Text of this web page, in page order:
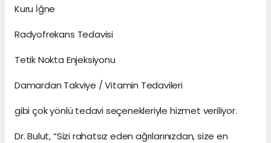
Kuru İğne
Radyofrekans Tedavisi
Tetik Nokta Enjeksiyonu
Damardan Takviye / Vitamin Tedavileri
gibi çok yönlü tedavi seçenekleriyle hizmet veriliyor.
Dr. Bulut, “Sizi rahatsız eden ağrılarınızdan, size en